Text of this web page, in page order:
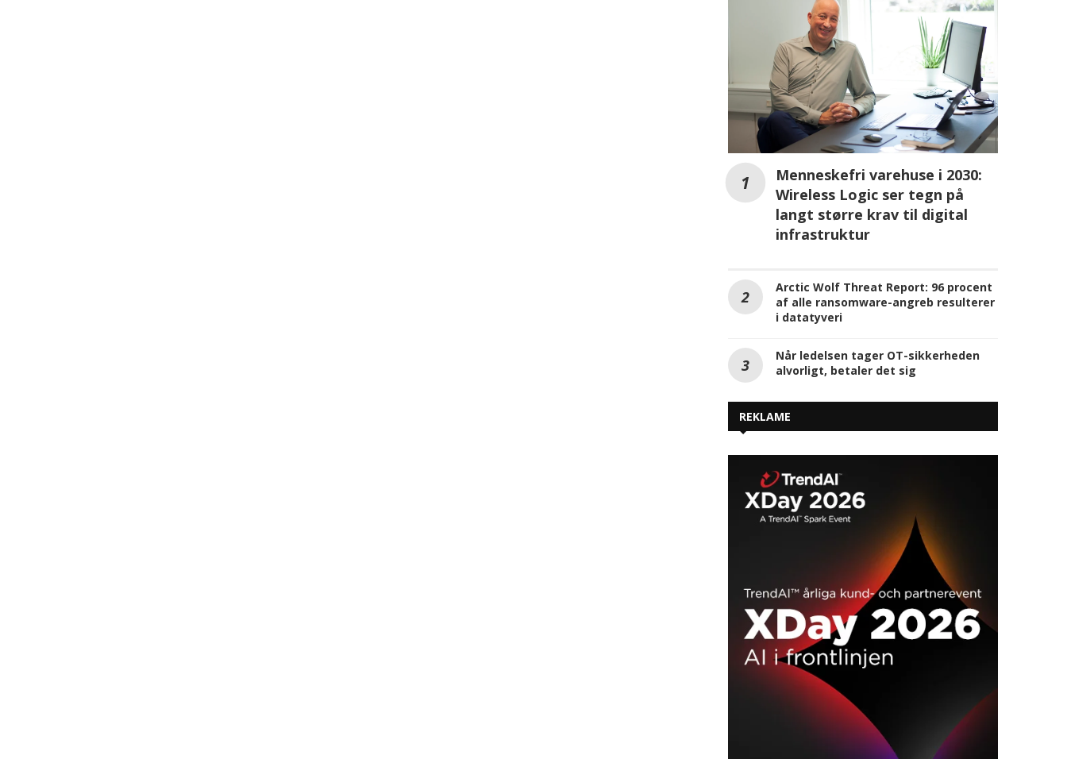
Menneskefri varehuse i 2030:
Wireless Logic ser tegn på
langt større krav til digital
infrastruktur
Arctic Wolf Threat Report: 96 procent
af alle ransomware-angreb resulterer
i datatyveri
Når ledelsen tager OT-sikkerheden
alvorligt, betaler det sig
REKLAME